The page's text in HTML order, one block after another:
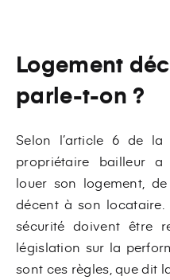
Logement
parle-t-on ?
Selon l’article 6 de
propriétaire bailleur a
louer son logement,
décent à son
sécurité doivent être
législation sur la
sont ces règles, que dit